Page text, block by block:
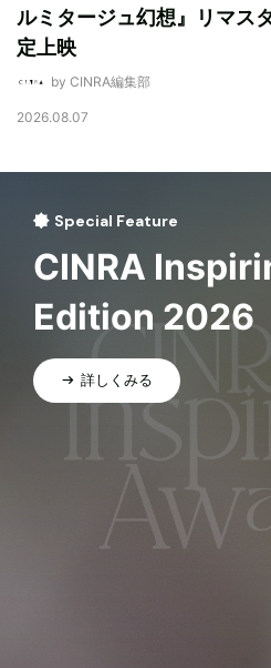
ルミタージュ幻想』リマス
定上映
by CINRA編集部
2026.08.07
Special Feature
CINRA
Edition 2026
詳しくみる